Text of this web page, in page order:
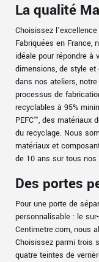
La qualité
Choisissez
Fabriquées en France,
idéale pour répondre
dimensions, de style
dans nos ateliers,
processus de
recyclables à 95%
PEFC™, des matériaux
du recyclage. Nous
matériaux et
de 10 ans sur tous nos
Des portes
Pour une porte de
personnalisable : le
Centimetre.com, nous
Choisissez parmi trois
quatre teintes de